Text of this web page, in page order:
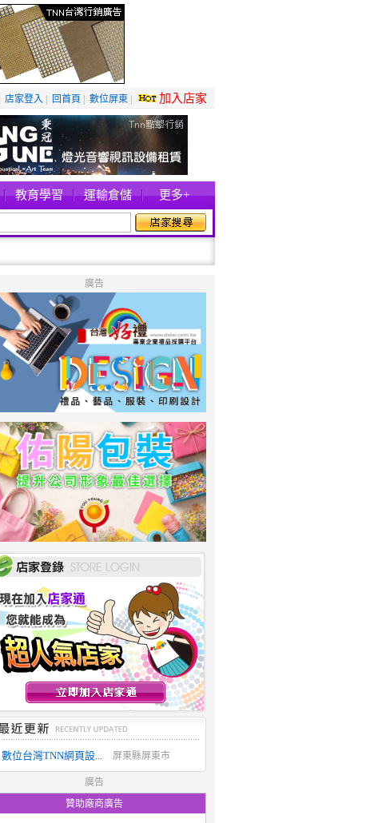
店家登入 回首頁 數位屏東| 加入店家
教育學習 運輸倉儲 更多+
廣告
數位台灣TNN網頁設... 屏東縣屏東市
廣告
贊助廠商廣告